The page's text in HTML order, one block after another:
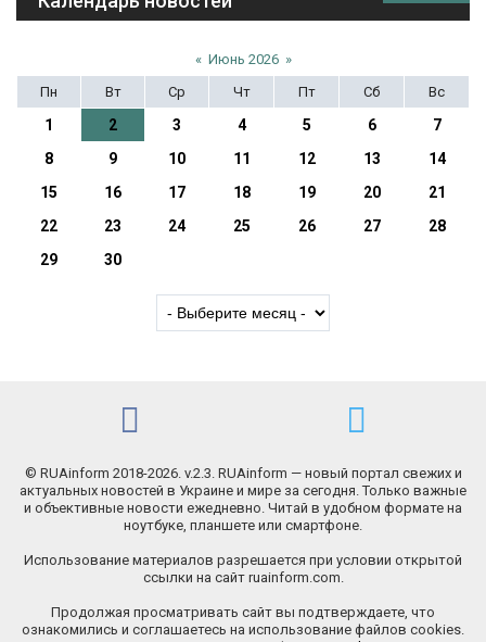
« Июнь 2026 »
Пн
Вт Ср Чт Пт Сб Вс
1 2 3 4 5 6
7
8
9 10 11 12 13
14
15
16 17 18 19 20
21
22
23 24 25 26 27
28
29
30
© RUAinform 2018-2026. v.2.3. RUAinform — новый портал свежих и
актуальных новостей в Украине и мире за сегодня. Только важные
и объективные новости ежедневно. Читай в удобном формате на
ноутбуке, планшете или смартфоне.
Использование материалов разрешается при условии открытой
ссылки на сайт ruainform.com.
Продолжая просматривать сайт вы подтверждаете, что
ознакомились и соглашаетесь на использование файлов cookies.